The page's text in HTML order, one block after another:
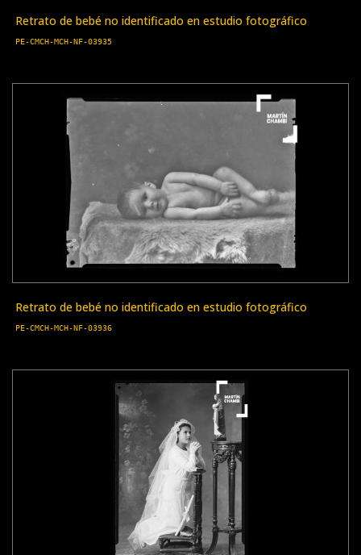
Retrato de bebé no identificado en estudio fotográfico
PE-CMCH-MCH-NF-03935
Retrato de bebé no identificado en estudio fotográfico
PE-CMCH-MCH-NF-03936